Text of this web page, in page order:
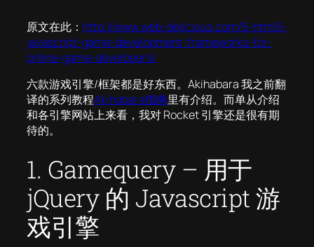
原文在此： http://www.web-delicious.com/5-html5-
javascript-game-development-frameworks-for-
online-game-developers/
六款游戏引擎/框架都是好东西。Akihabara 我之前翻
译的系列教程Akihabara指南里有介绍。而单从介绍
和各引擎网站上来看，我对 Rocket 引擎还是很有期
待的。
1. Gamequery – 用于
jQuery 的 Javascript 游
戏引擎